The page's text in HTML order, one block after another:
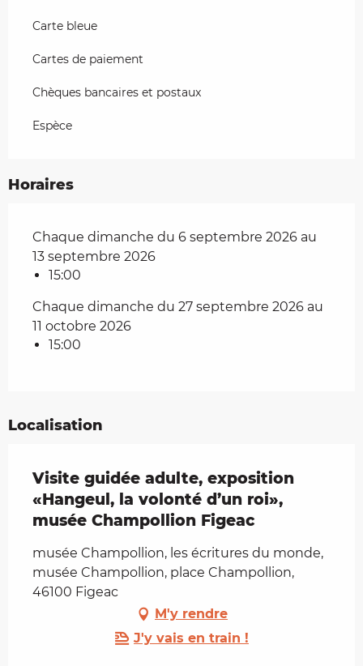
Carte bleue
Cartes de paiement
Chèques bancaires et postaux
Espèce
Horaires
Chaque dimanche du 6 septembre 2026 au
13 septembre 2026
15:00
Chaque dimanche du 27 septembre 2026 au
11 octobre 2026
15:00
Localisation
Visite guidée adulte, exposition
«Hangeul, la volonté d’un roi»,
musée Champollion Figeac
musée Champollion, les écritures du monde,
musée Champollion, place Champollion,
46100 Figeac
M'y rendre
J'y vais en train !